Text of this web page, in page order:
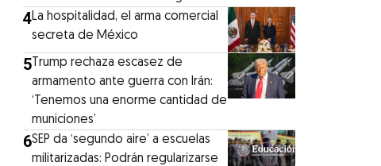
4La hospitalidad, el arma comercial
secreta de México
5 Trump rechaza escasez de
armamento ante guerra con Irán:
‘Tenemos una enorme cantidad de
municiones’
6SEP da ‘segundo aire’ a escuelas
militarizadas: Podrán regularizarse